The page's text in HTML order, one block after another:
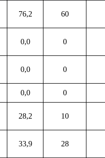
76,2 60
0,0 0
0,0 0
0,0
0
28,2 10
33,9 28